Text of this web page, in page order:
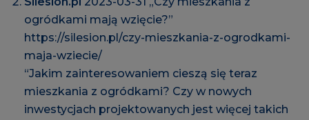
ogródkami mają wzięcie?”
https://silesion.pl/czy-mieszkania-z-ogrodkami-
maja-wziecie/
“Jakim zainteresowaniem cieszą się teraz
mieszkania z ogródkami? Czy w nowych
inwestycjach projektowanych jest więcej takich